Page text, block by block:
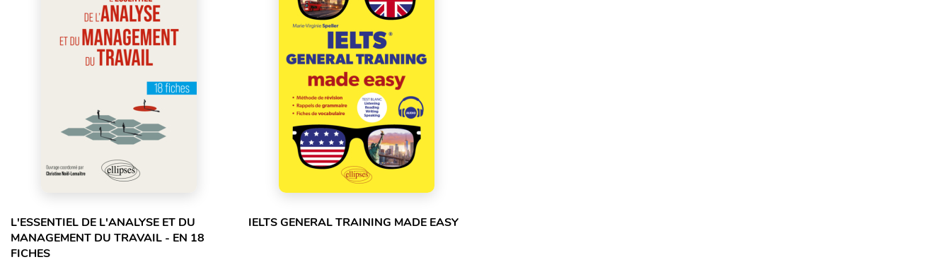
L'ESSENTIEL DE L'ANALYSE ET DU
MANAGEMENT DU TRAVAIL - EN 18
FICHES
IELTS GENERAL TRAINING MADE EASY